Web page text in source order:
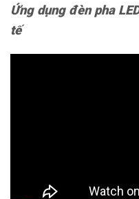
Ứng dụng đèn pha
tế